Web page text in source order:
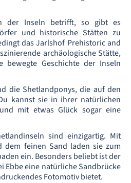
der Inseln betrifft, so gibt es
und historische Stätten zu
das Jarlshof Prehistoric and
archäologische Stätte,
Geschichte der Inseln
die Shetlandponys, die auf den
kannst sie in ihrer natürlichen
mit etwas Glück sogar eine
sind einzigartig. Mit
dem feinen Sand laden sie zum
ein. Besonders beliebt ist der
Ebbe eine natürliche Sandbrücke
Fotomotiv bietet.